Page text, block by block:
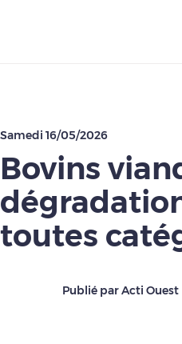
Samedi 16/05/2026
Bovins
toutes
Publié par Acti Ouest